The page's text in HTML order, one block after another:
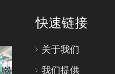
快速链接
关于我们
我们提供